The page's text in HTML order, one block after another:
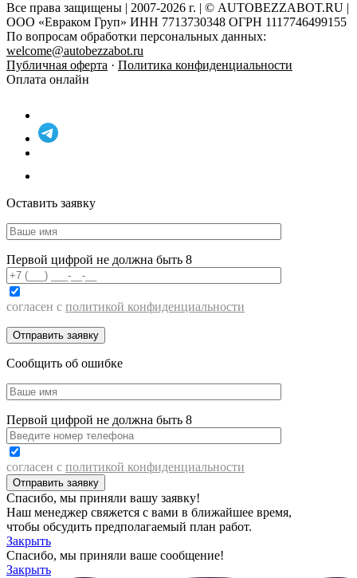
Все права защищены | 2007-2026 г. | © AUTOBEZZABOT.RU |
ООО «Евраком Груп» ИНН 7713730348 ОГРН 1117746499155
По вопросам обработки персональных данных:
welcome@autobezzabot.ru
Публичная оферта · Политика конфиденциальности
Оплата онлайн
Оставить заявку
Первой цифрой не должна быть 8
согласен с политикой конфиденциальности
Сообщить об ошибке
Первой цифрой не должна быть 8
согласен с политикой конфиденциальности
Спасибо, мы приняли вашу заявку!
Наш менеджер свяжется с вами в ближайшее время,
чтобы обсудить предполагаемый план работ.
Закрыть
Спасибо, мы приняли ваше сообщение!
Закрыть